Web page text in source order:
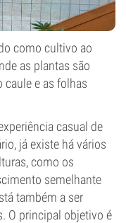
como cultivo ao
as plantas são
caule e as folhas
casual de
já existe há vários
como os
semelhante
também a ser
O principal objetivo é